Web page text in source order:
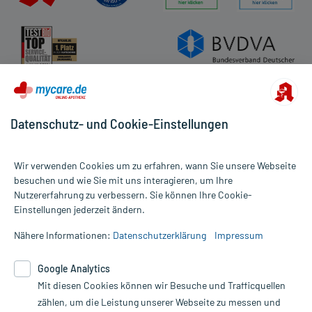
Datenschutz
Cookie-Einstellungen
Rückgabe/Widerruf
Alle Preise gelten inkl. MwSt., ggf. zzgl. Versandkosten
Informationen auf dieser Website werden ausschließlich für
die Untersuchung und Behandlung durch einen Arzt. Bitte
Therapien eingeleitet werden können. | Diese Webseite benutzt
Google Analytics. Lesen Sie bitte dazu die wichtigen Hinweise in
unserer Datenschutzerklärung. Für den Widerruf einer Bestellung
Datenschutz- und Cookie-Einstellungen
Wir verwenden Cookies um zu erfahren, wann Sie unsere Webseite
besuchen und wie Sie mit uns interagieren, um Ihre
Nutzererfahrung zu verbessern. Sie können Ihre Cookie-
Einstellungen jederzeit ändern.
Nähere Informationen: Datenschutzerklärung Impressum
Google Analytics
Mit diesen Cookies können wir Besuche und Trafficquellen
zählen, um die Leistung unserer Webseite zu messen und